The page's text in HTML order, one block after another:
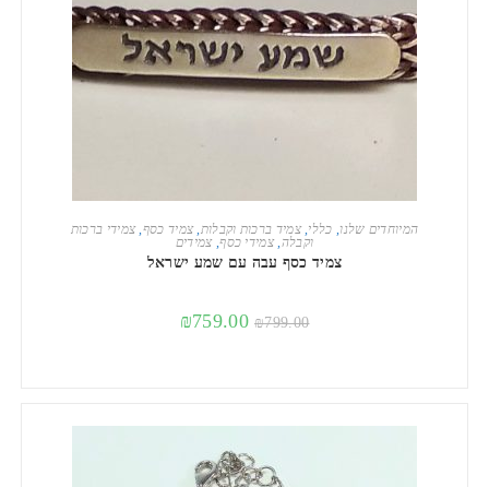
הוספה לסל המיוחדים שלנו, כללי,צמיד ברכות וקבלות,צמיד כסף,צמידי ברכות
וקבלה,צמידי כסף,צמידים
צמיד כסף עבה עם שמע ישראל
₪799.00
₪759.00